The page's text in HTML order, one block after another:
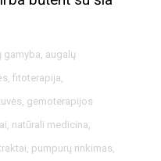
gamyba, augalų
, fitoterapija,
, gemoterapijos
, natūrali medicina,
, pumpurų rinkimas,